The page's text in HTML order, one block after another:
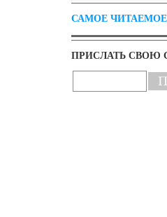
САМОЕ ЧИТАЕМОЕ
ПРИСЛАТЬ СВОЮ